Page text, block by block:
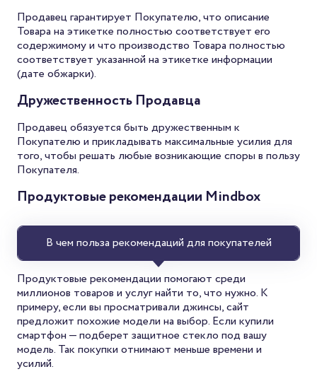
Продавец гарантирует Покупателю, что описание
Товара на этикетке полностью соответствует его
содержимому и что производство Товара полностью
соответствует указанной на этикетке информации
(дате обжарки).
Дружественность Продавца
Продавец обязуется быть дружественным к
Покупателю и прикладывать максимальные усилия для
того, чтобы решать любые возникающие споры в пользу
Покупателя.
Продуктовые рекомендации Mindbox
В чем польза рекомендаций для покупателей
Продуктовые рекомендации помогают среди
миллионов товаров и услуг найти то, что нужно. К
примеру, если вы просматривали джинсы, сайт
предложит похожие модели на выбор. Если купили
смартфон — подберет защитное стекло под вашу
модель. Так покупки отнимают меньше времени и
усилий.